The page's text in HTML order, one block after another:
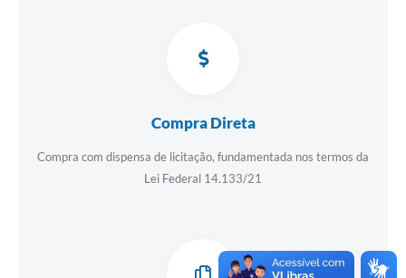
Compra Direta
Compra com dispensa de licitação, fundamentada nos termos da
Lei Federal 14.133/21